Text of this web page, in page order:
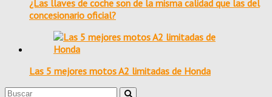
¿Las llaves de coche son de la misma calidad que las del
concesionario oficial?
Las 5 mejores motos A2 limitadas de Honda